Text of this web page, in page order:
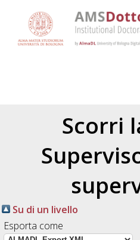
Scorri
Su di un livello
Esporta come